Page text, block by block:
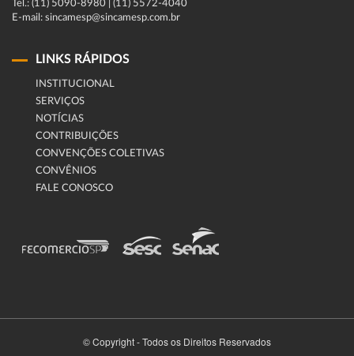
Tel.: (11) 5090-8980 | (11) 5572-4040
E-mail: sincamesp@sincamesp.com.br
LINKS RÁPIDOS
INSTITUCIONAL
SERVIÇOS
NOTÍCIAS
CONTRIBUIÇÕES
CONVENÇÕES COLETIVAS
CONVÊNIOS
FALE CONOSCO
© Copyright - Todos os Direitos Reservados